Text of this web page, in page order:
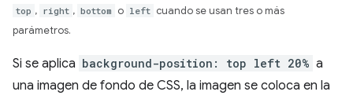
top , right , bottom o left cuando se usan tres o más
parámetros.
Si se aplica background-position: top left 20% a
una imagen de fondo de CSS, la imagen se coloca en la